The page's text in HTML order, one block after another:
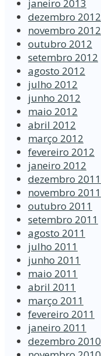
janeiro 2013
dezembro 2012
novembro 2012
outubro 2012
setembro 2012
agosto 2012
julho 2012
junho 2012
maio 2012
abril 2012
março 2012
fevereiro 2012
janeiro 2012
dezembro 2011
novembro 2011
outubro 2011
setembro 2011
agosto 2011
julho 2011
junho 2011
maio 2011
abril 2011
março 2011
fevereiro 2011
janeiro 2011
dezembro 2010